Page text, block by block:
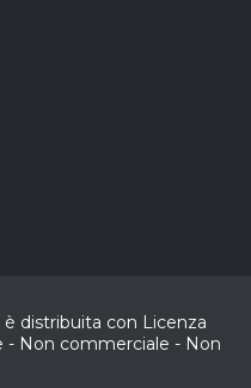
distribuita con Licenza
- Non commerciale - Non